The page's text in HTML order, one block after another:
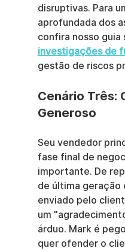
disruptivas. Para
aprofundada dos
confira nosso guia
investigações de
gestão de riscos
Cenário Três:
Generoso
Seu vendedor
fase final de
importante. De
de última geração
enviado pelo
um
árduo. Mark é
quer ofender o